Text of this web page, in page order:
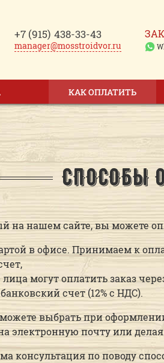
+7 (915) 438-33-43
manager@mosstroidvor.ru
КАК ОПЛАТИТЬ
СПОСОБЫ
на нашем сайте, вы можете
в офисе. Принимаем к
могут оплатить заказ
счет (12% с НДС).
выбрать при
электронную почту или делая
консультация по поводу